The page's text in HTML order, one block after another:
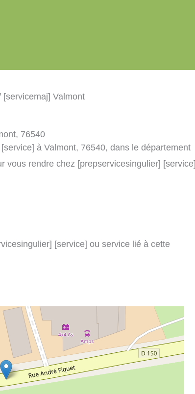
[servicemaj] Valmont
76540
à Valmont, 76540, dans le département
vous rendre chez [prepservicesingulier] [service]
[service] ou service lié à cette